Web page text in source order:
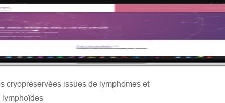
cryopréservées issues de lymphomes et
lymphoïdes